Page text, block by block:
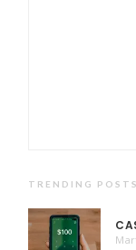
TRENDING POSTS